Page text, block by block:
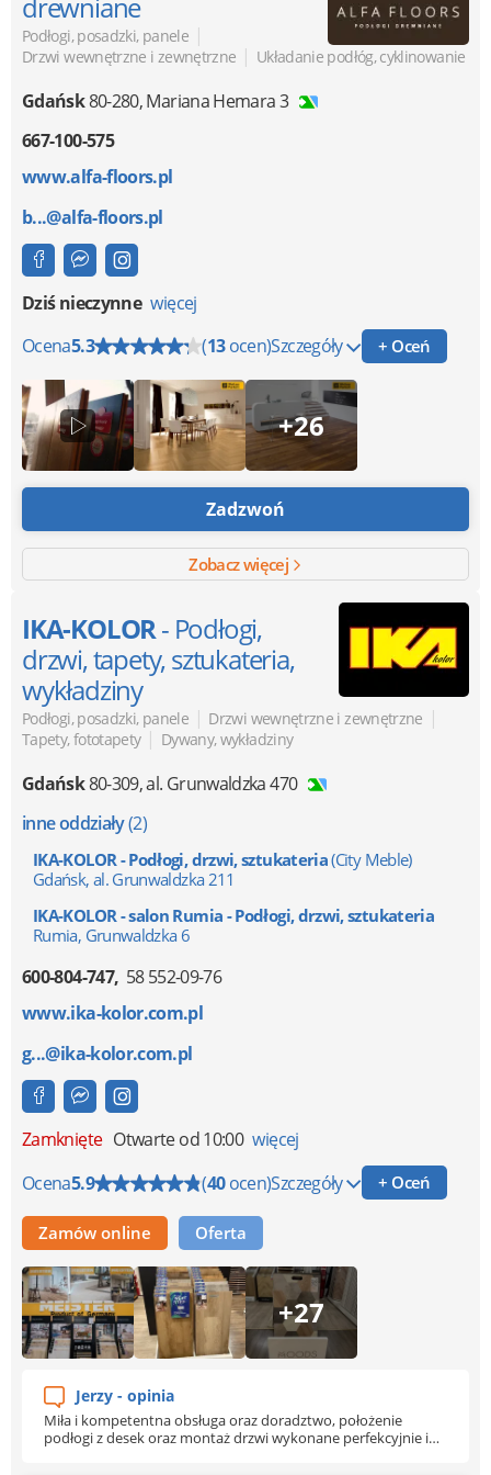
Podłogi, posadzki, panele |
Drzwi wewnętrzne i zewnętrzne | Układanie podłóg, cyklinowanie
Gdańsk80-280,Mariana Hemara 3
667-100-575
www.alfa-floors.pl
b...@alfa-floors.pl
Dziś nieczynne więcej
Ocena5.3 (13ocen)Szczegóły + Oceń
+26
Zadzwoń
Zobacz więcej
IKA-KOLOR- Podłogi,
drzwi, tapety, sztukateria,
wykładziny
Podłogi, posadzki, panele | Drzwi wewnętrzne i zewnętrzne |
Tapety, fototapety | Dywany, wykładziny
Gdańsk80-309,al. Grunwaldzka 470
inne oddziały(2)
IKA-KOLOR - Podłogi, drzwi, sztukateria(City Meble)
Gdańsk, al. Grunwaldzka 211
IKA-KOLOR - salon Rumia - Podłogi, drzwi, sztukateria
Rumia, Grunwaldzka 6
600-804-747 58 552-09-76
www.ika-kolor.com.pl
g...@ika-kolor.com.pl
Zamknięte Otwarte od 10:00 więcej
Ocena5.9 (40ocen)Szczegóły + Oceń
Zamów online Oferta
+27
Jerzy - opinia
Miła i kompetentna obsługa oraz doradztwo, położenie
podłogi z desek oraz montaż drzwi wykonane perfekcyjnie i